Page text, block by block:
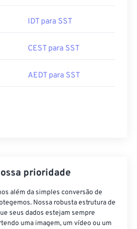
IDT para SST
CEST para SST
AEDT para SST
prioridade
além da simples conversão de
Nossa robusta estrutura de
seus dados estejam sempre
uma imagem, um vídeo ou um